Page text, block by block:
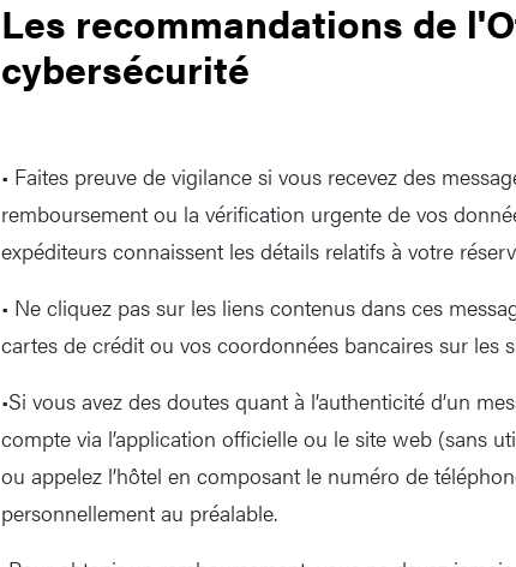
Les recommandations de
cybersécurité
• Faites preuve de vigilance si vous recevez des
remboursement ou la vérification urgente de vos
expéditeurs connaissent les détails relatifs à votre
• Ne cliquez pas sur les liens contenus dans ces
cartes de crédit ou vos coordonnées bancaires sur les
•Si vous avez des doutes quant à l’authenticité d’un
compte via l’application officielle ou le site web (sans
ou appelez l’hôtel en composant le numéro de
personnellement au préalable.